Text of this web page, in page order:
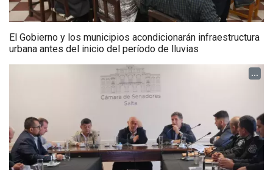
El Gobierno y los municipios acondicionarán infraestructura
urbana antes del inicio del período de lluvias
...